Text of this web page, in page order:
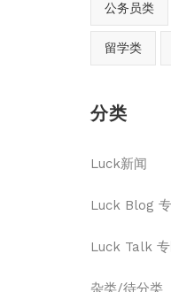
公务员类
留学类
分类
Luck新闻
Luck Blog
Luck Talk
杂类/待分类